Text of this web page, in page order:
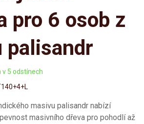
pro 6 osob z
palisandr
v 5 odstínech
masivu palisandr nabízí
masivního dřeva pro pohodlí až